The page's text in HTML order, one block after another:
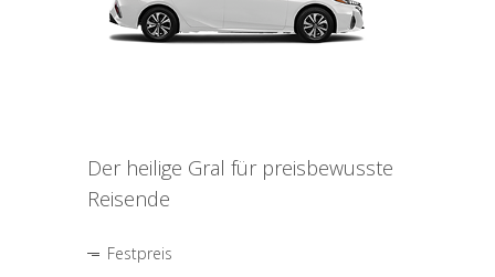
Der heilige Gral für preisbewusste
Reisende
Festpreis